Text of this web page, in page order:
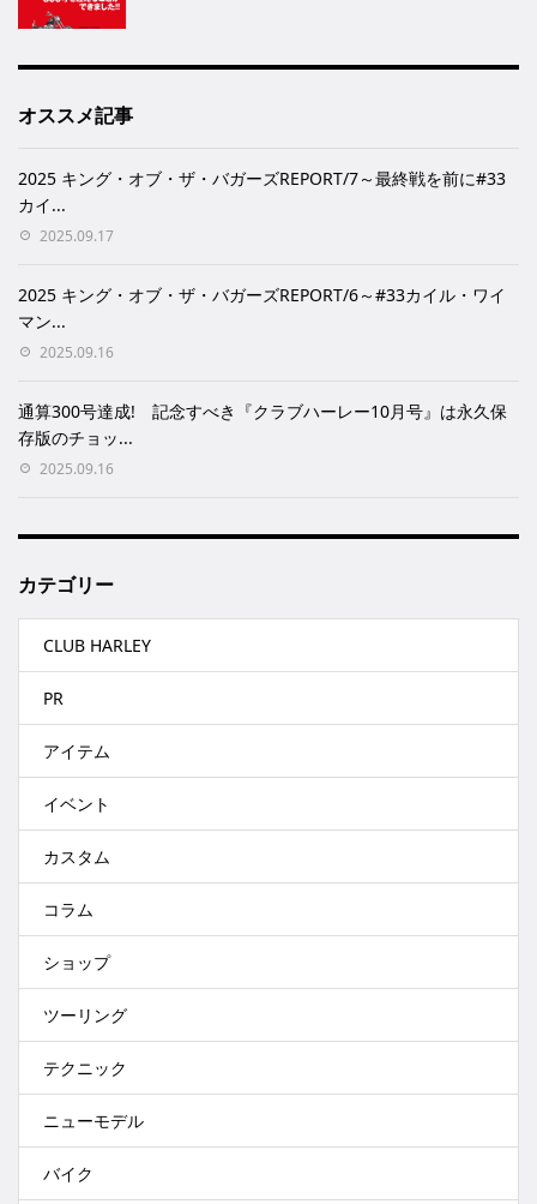
オススメ記事
2025 キング・オブ・ザ・バガーズREPORT/7～最終戦を前に#33
カイ...
2025.09.17
2025 キング・オブ・ザ・バガーズREPORT/6～#33カイル・ワイ
マン...
2025.09.16
通算300号達成! 記念すべき『クラブハーレー10月号』は永久保
存版のチョッ...
2025.09.16
カテゴリー
CLUB HARLEY
PR
アイテム
イベント
カスタム
コラム
ショップ
ツーリング
テクニック
ニューモデル
バイク